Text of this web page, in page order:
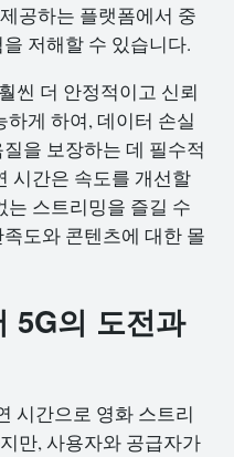
공하는 플랫폼에서 중
저해할 수 있습니다.
씬 더 안정적이고 신뢰
게 하여, 데이터 손실
을 보장하는 데 필수적
시간은 속도를 개선할
는 스트리밍을 즐길 수
도와 콘텐츠에 대한 몰
5G의 도전과
시간으로 영화 스트리
만, 사용자와 공급자가